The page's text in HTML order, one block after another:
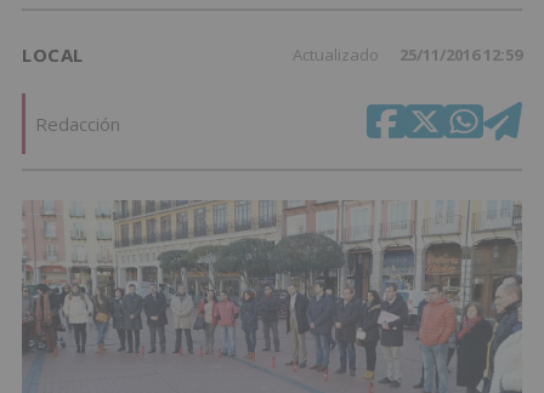
LOCAL Actualizado 25/11/2016 12:59
Redacción